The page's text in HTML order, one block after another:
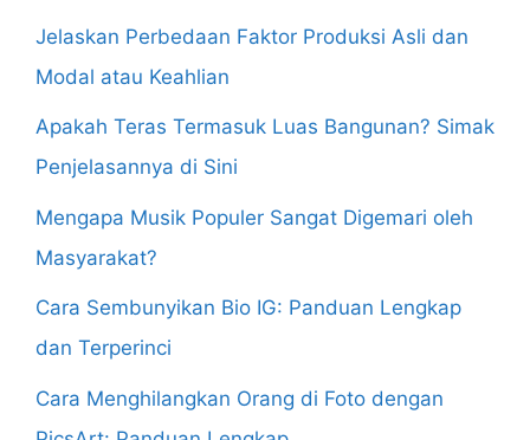
Jelaskan Perbedaan Faktor Produksi Asli dan
Modal atau Keahlian
Apakah Teras Termasuk Luas Bangunan? Simak
Penjelasannya di Sini
Mengapa Musik Populer Sangat Digemari oleh
Masyarakat?
Cara Sembunyikan Bio IG: Panduan Lengkap
dan Terperinci
Cara Menghilangkan Orang di Foto dengan